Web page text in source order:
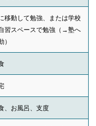
移動して勉強、または学校
習スペースで勉強（→塾へ
）
、お風呂、支度